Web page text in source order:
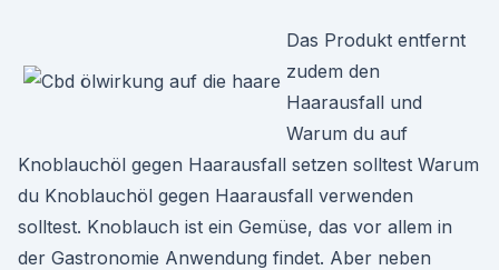
Das Produkt entfernt
zudem den
Haarausfall und
Warum du auf
Knoblauchöl gegen Haarausfall setzen solltest Warum
du Knoblauchöl gegen Haarausfall verwenden
solltest. Knoblauch ist ein Gemüse, das vor allem in
der Gastronomie Anwendung findet. Aber neben